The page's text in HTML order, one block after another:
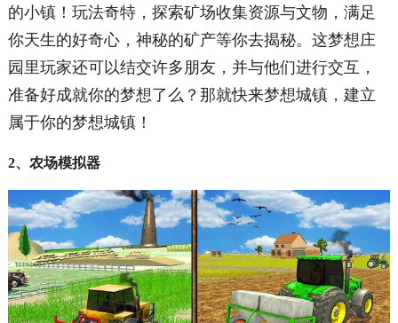
的小镇！玩法奇特，探索矿场收集资源与文物，满足
你天生的好奇心，神秘的矿产等你去揭秘。这梦想庄
园里玩家还可以结交许多朋友，并与他们进行交互，
准备好成就你的梦想了么？那就快来梦想城镇，建立
属于你的梦想城镇！
2、农场模拟器